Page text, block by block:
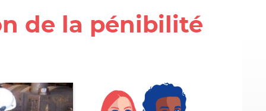
de la pénibilité